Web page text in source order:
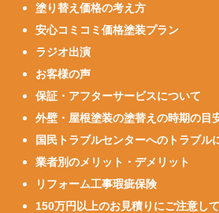
塗り替え価格の考え方
安心コミコミ価格塗装プラン
ラジオ出演
お客様の声
保証・アフターサービスについて
外壁・屋根塗装の塗替えの時期の目
国民トラブルセンターへのトラブル
業者別のメリット・デメリット
リフォーム工事瑕疵保険
150万円以上のお見積りにご注意し